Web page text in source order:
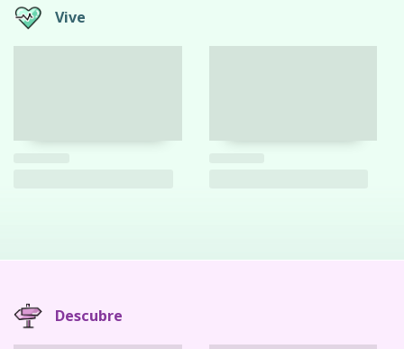
Vive
Descubre